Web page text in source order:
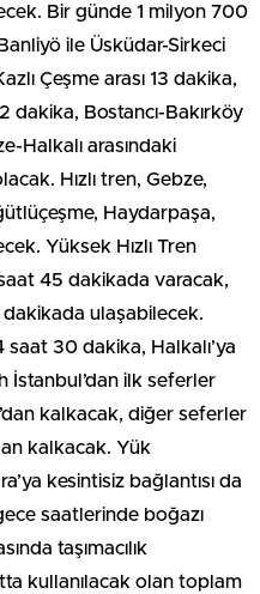
Bir günde 1 milyon 700
ile Üsküdar-Sirkeci
Çeşme arası 13 dakika,
dakika, Bostancı-Bakırköy
Halkalı arasındaki
Hızlı tren, Gebze,
Haydarpaşa,
Yüksek Hızlı Tren
45 dakikada varacak,
dakikada ulaşabilecek.
saat 30 dakika, Halkalı’ya
İstanbul’dan ilk seferler
kalkacak, diğer seferler
kalkacak. Yük
kesintisiz bağlantısı da
saatlerinde boğazı
taşımacılık
kullanılacak olan toplam